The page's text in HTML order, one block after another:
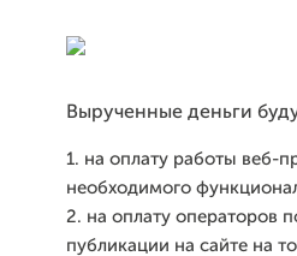
Вырученные деньги
1. на оплату работы веб-
необходимого
2. на оплату операторов
публикации на сайте на